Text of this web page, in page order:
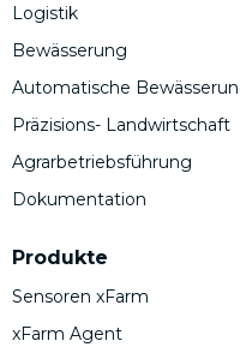
Logistik
Bewässerung
Automatische
Präzisions- Landwirtschaft
Agrarbetriebsführung
Dokumentation
Produkte
Sensoren xFarm
xFarm Agent